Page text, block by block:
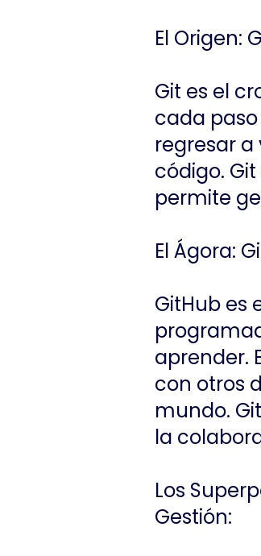
El Origen:
Git es el
cada
regresar
código.
permite
El Ágora:
GitHub es
aprender.
con otros
mundo.
la
Los
Gestión: